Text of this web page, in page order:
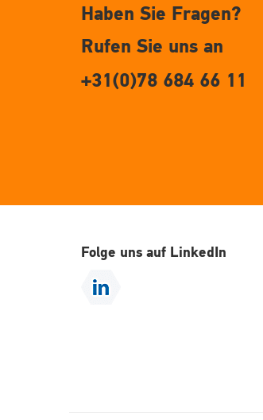
Haben Sie Fragen?
Rufen Sie uns an
+31(0)78 684 66 11
Folge uns auf LinkedIn